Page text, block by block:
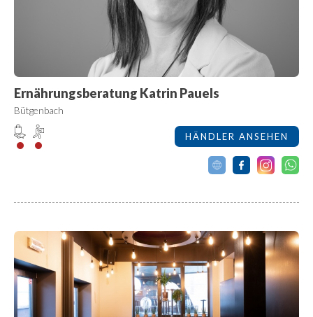
Ernährungsberatung Katrin Pauels
Bütgenbach
HÄNDLER ANSEHEN